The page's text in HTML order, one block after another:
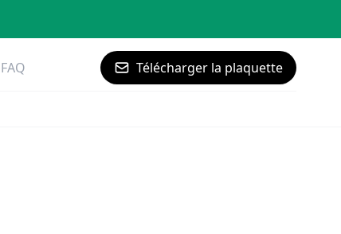
FAQ Télécharger la plaquette